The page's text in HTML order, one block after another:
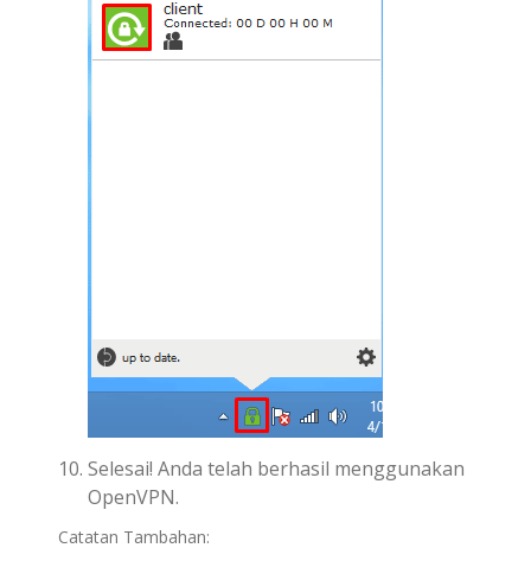
Selesai! Anda telah berhasil menggunakan
OpenVPN.
Catatan Tambahan: